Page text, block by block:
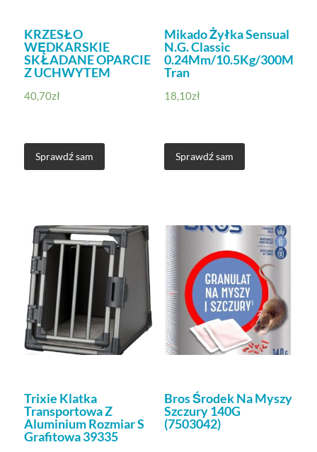
KRZESŁO
WĘDKARSKIE
SKŁADANE OPARCIE
Z UCHWYTEM
40,70zł
Sprawdź sam
Mikado Żyłka Sensual
N.G. Classic
0.24Mm/10.5Kg/300M
Tran
18,10zł
Sprawdź sam
Trixie Klatka
Transportowa Z
Aluminium Rozmiar S
Grafitowa 39335
Bros Środek Na Myszy
Szczury 140G
(7503042)